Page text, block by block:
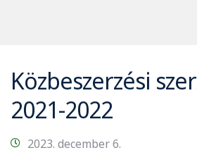
Közbeszerzési
2021-2022
2023. december 6.